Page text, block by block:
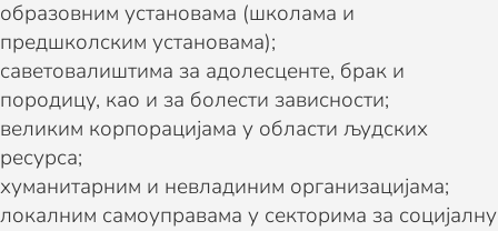
образовним установама (школама и
предшколским установама);
саветовалиштима за адолесценте, брак и
породицу, као и за болести зависности;
великим корпорацијама у области људских
ресурса;
хуманитарним и невладиним организацијама;
локалним самоуправама у секторима за социјалну